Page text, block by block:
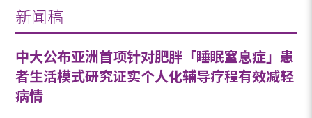
新闻稿
中大公布亚洲首项针对肥胖「睡眠窒息症」患
者生活模式研究证实个人化辅导疗程有效减轻
病情